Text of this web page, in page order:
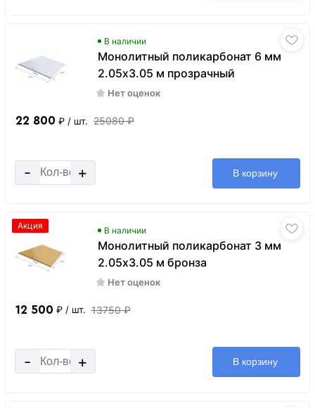
В наличии
Монолитный поликарбонат 6 мм
2.05х3.05 м прозрачный
Нет оценок
22 800 ₽ / шт. 25080 ₽
- + В корзину
В наличии
Монолитный поликарбонат 3 мм
2.05х3.05 м бронза
Нет оценок
Акция
12 500 ₽ / шт. 13750 ₽
- + В корзину